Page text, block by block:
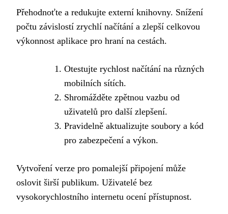
Přehodnoťte a redukujte externí knihovny. Snížení
počtu závislostí zrychlí načítání a zlepší celkovou
výkonnost aplikace pro hraní na cestách.
Otestujte rychlost načítání na různých
mobilních sítích.
Shromážděte zpětnou vazbu od
uživatelů pro další zlepšení.
Pravidelně aktualizujte soubory a kód
pro zabezpečení a výkon.
Vytvoření verze pro pomalejší připojení může
oslovit širší publikum. Uživatelé bez
vysokorychlostního internetu ocení přístupnost.